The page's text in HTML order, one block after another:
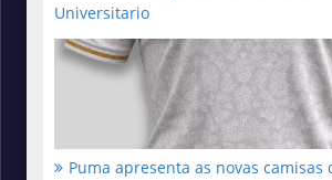
Universitario
Puma apresenta as novas camisas